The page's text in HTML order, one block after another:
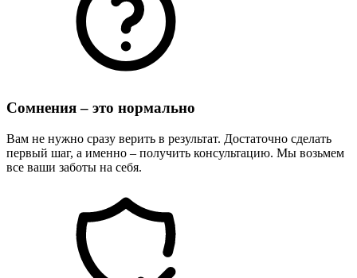
Сомнения – это нормально
Вам не нужно сразу верить в результат. Достаточно сделать
первый шаг, а именно – получить консультацию. Мы возьмем
все ваши заботы на себя.